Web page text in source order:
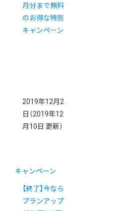
月分まで無料
のお得な特別
キャンペーン
2019年12月2
日 （2019年12
月10日 更新）
キャンペーン
【終了】今なら
プランアップ